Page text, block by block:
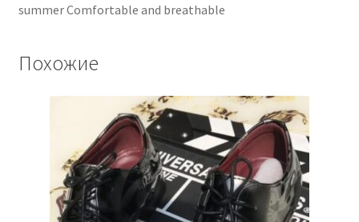
summer Comfortable and breathable
Похожие